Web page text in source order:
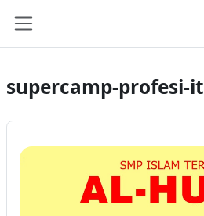
supercamp-profesi-it